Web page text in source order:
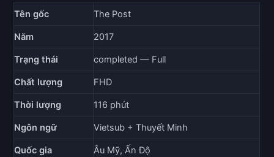
Tên gốc The Post
Năm 2017
Trạng thái completed — Full
Chất lượng FHD
Thời lượng 116 phút
Ngôn ngữ Vietsub + Thuyết Minh
Quốc gia Âu Mỹ, Ấn Độ